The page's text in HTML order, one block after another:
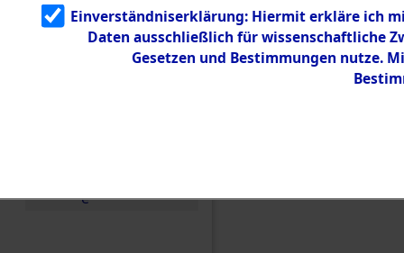
g
5.3.3
Todesmärsch
e
Einverständniserklärung: Hiermit erkläre ich
Daten ausschließlich für wissenschaftliche
Gesetzen und Bestimmungen nutze.